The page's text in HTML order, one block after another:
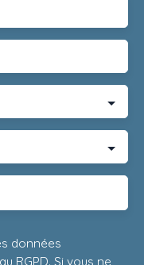
données
RGPD. Si vous ne